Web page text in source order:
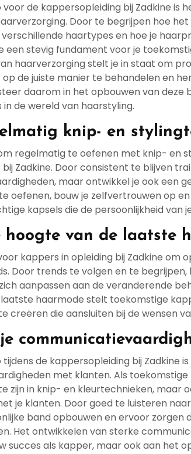
voor de kappersopleiding bij Zadkine is
Door te begrijpen hoe
haartypes en hoe je
een stevig fundament voor je
haarverzorging stelt je in staat om
de juiste manier te behandelen en
daarom in het opbouwen van deze
de wereld van haarstyling.
knip- en
regelmatig te oefenen met knip- en
Zadkine. Door consistent te blijven
maar ontwikkel je ook een
oefenen, bouw je zelfvertrouwen op
kapsels die de persoonlijkheid van
van de laatste
kappers in opleiding bij Zadkine om
Door trends te volgen en te
aanpassen aan de veranderende
haarmode stelt toekomstige
creëren die aansluiten bij de wensen
tijdens de kappersopleiding bij Zadkine
met klanten. Als
zijn in knip- en kleurtechnieken, maar
je klanten. Door goed te luisteren
band opbouwen en ervoor
Het ontwikkelen van sterke
succes als kapper, maar ook aan het